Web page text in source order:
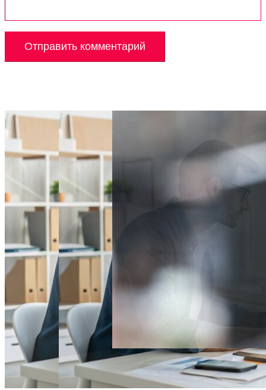
Спорт